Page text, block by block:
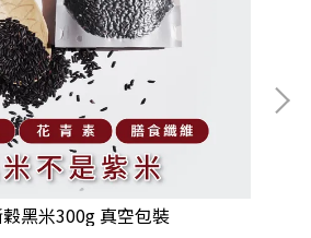
黑米300g 真空包裝